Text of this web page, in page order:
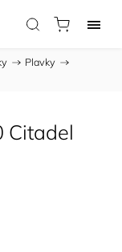
/ Plavky /
Citadel